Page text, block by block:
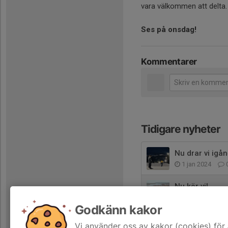
vara välkommen att delta.
Ses på onsdag!
Kommentarer
Tidigare nyheter
Nu drar vi
1 jan 2024
Nu kör vi!
Godkänn kakor
Vi använder oss av kakor (cookies)